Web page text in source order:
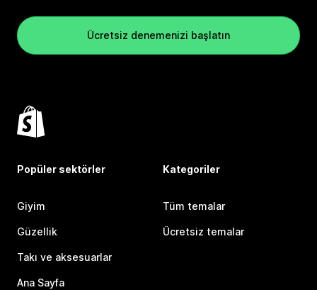
Ücretsiz denemenizi başlatın
Popüler sektörler
Giyim
Güzellik
Takı ve aksesuarlar
Ana Sayfa
Kategoriler
Tüm temalar
Ücretsiz temalar